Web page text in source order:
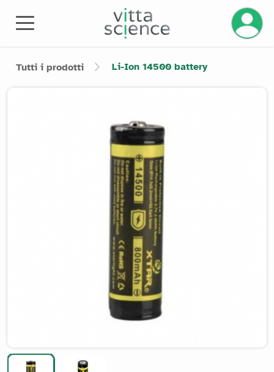
Tutti i prodotti Li-Ion 14500 battery